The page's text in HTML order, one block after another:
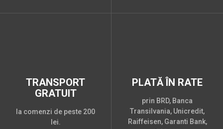
TRANSPORT
GRATUIT
la comenzi de peste 200
lei.
PLATĂ ÎN RATE
prin BRD, Banca
Transilvania, Unicredit,
Raiffeisen, Garanti Bank,